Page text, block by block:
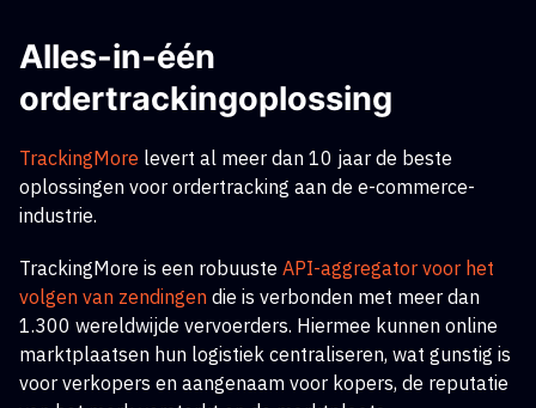
Alles-in-één
ordertrackingoplossing
TrackingMore levert al meer dan 10 jaar de beste
oplossingen voor ordertracking aan de e-commerce-
industrie.
TrackingMore is een robuuste API-aggregator voor het
volgen van zendingen die is verbonden met meer dan
1.300 wereldwijde vervoerders. Hiermee kunnen online
marktplaatsen hun logistiek centraliseren, wat gunstig is
voor verkopers en aangenaam voor kopers, de reputatie